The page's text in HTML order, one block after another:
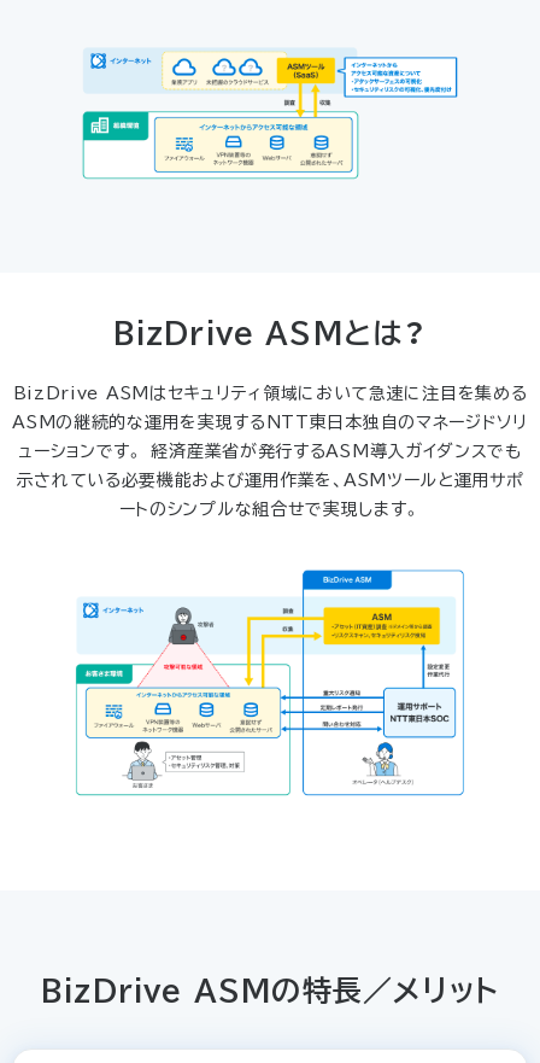
BizDrive ASMとは？
BizDrive ASMはセキュリティ領域において急速に注目を集める
ASMの継続的な運用を実現するNTT東日本独自のマネージドソリ
ューションです。
経済産業省が発行するASM導入ガイダンスでも
示されている必要機能および運用作業を、ASMツールと運用サポ
ートのシンプルな組合せで実現します。
BizDrive ASMの特長／メリット